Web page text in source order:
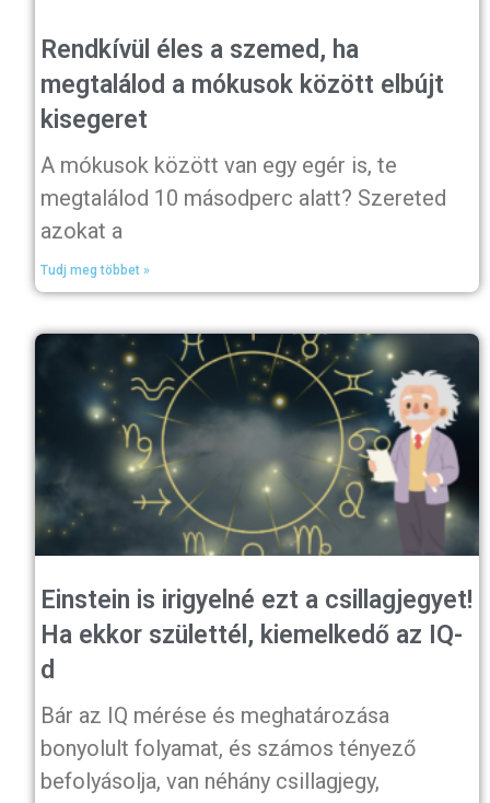
Rendkívül éles a szemed, ha
megtalálod a mókusok között elbújt
kisegeret
A mókusok között van egy egér is, te
megtalálod 10 másodperc alatt? Szereted
azokat a
Tudj meg többet »
Einstein is irigyelné ezt a csillagjegyet!
Ha ekkor születtél, kiemelkedő az IQ-
d
Bár az IQ mérése és meghatározása
bonyolult folyamat, és számos tényező
befolyásolja, van néhány csillagjegy,